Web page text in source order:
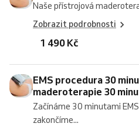
Naše přístrojová
Zobrazit podrobnosti
1 490 Kč
EMS procedura 30
maderoterapie 30
Začínáme 30 minutami
zakončíme...